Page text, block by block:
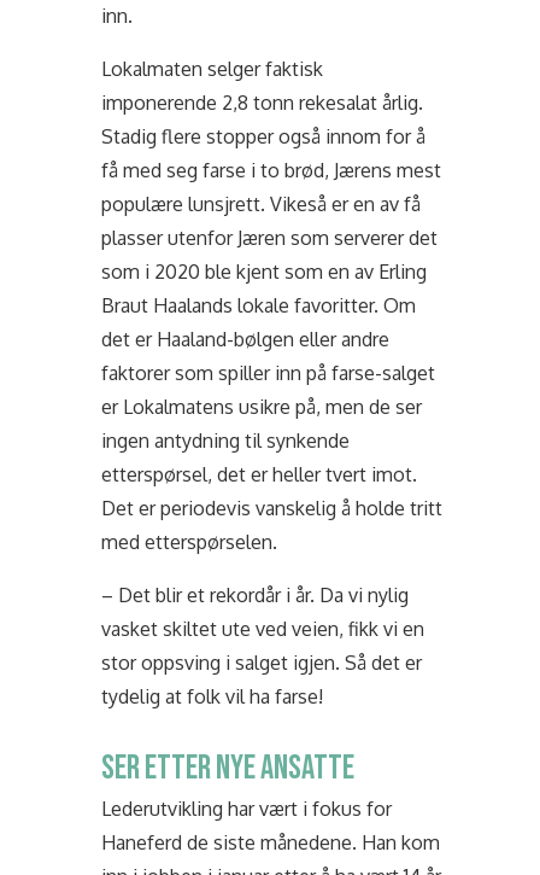
inn.
Lokalmaten selger faktisk
imponerende 2,8 tonn rekesalat årlig.
Stadig flere stopper også innom for å
få med seg farse i to brød, Jærens mest
populære lunsjrett. Vikeså er en av få
plasser utenfor Jæren som serverer det
som i 2020 ble kjent som en av Erling
Braut Haalands lokale favoritter. Om
det er Haaland-bølgen eller andre
faktorer som spiller inn på farse-salget
er Lokalmatens usikre på, men de ser
ingen antydning til synkende
etterspørsel, det er heller tvert imot.
Det er periodevis vanskelig å holde tritt
med etterspørselen.
– Det blir et rekordår i år. Da vi nylig
vasket skiltet ute ved veien, fikk vi en
stor oppsving i salget igjen. Så det er
tydelig at folk vil ha farse!
SER ETTER NYE ANSATTE
Lederutvikling har vært i fokus for
Haneferd de siste månedene. Han kom